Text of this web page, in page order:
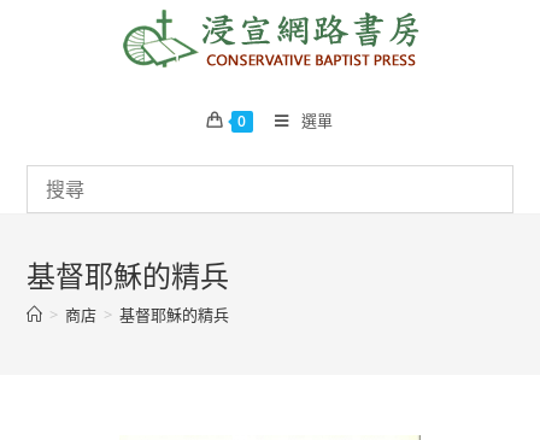
0 選單
基督耶穌的精兵
> 商店 > 基督耶穌的精兵